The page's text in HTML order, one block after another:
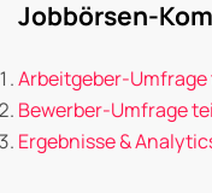
Jobbörsen-
Arbeitgeber-
Bewerber-Umfrage
Ergebnisse &